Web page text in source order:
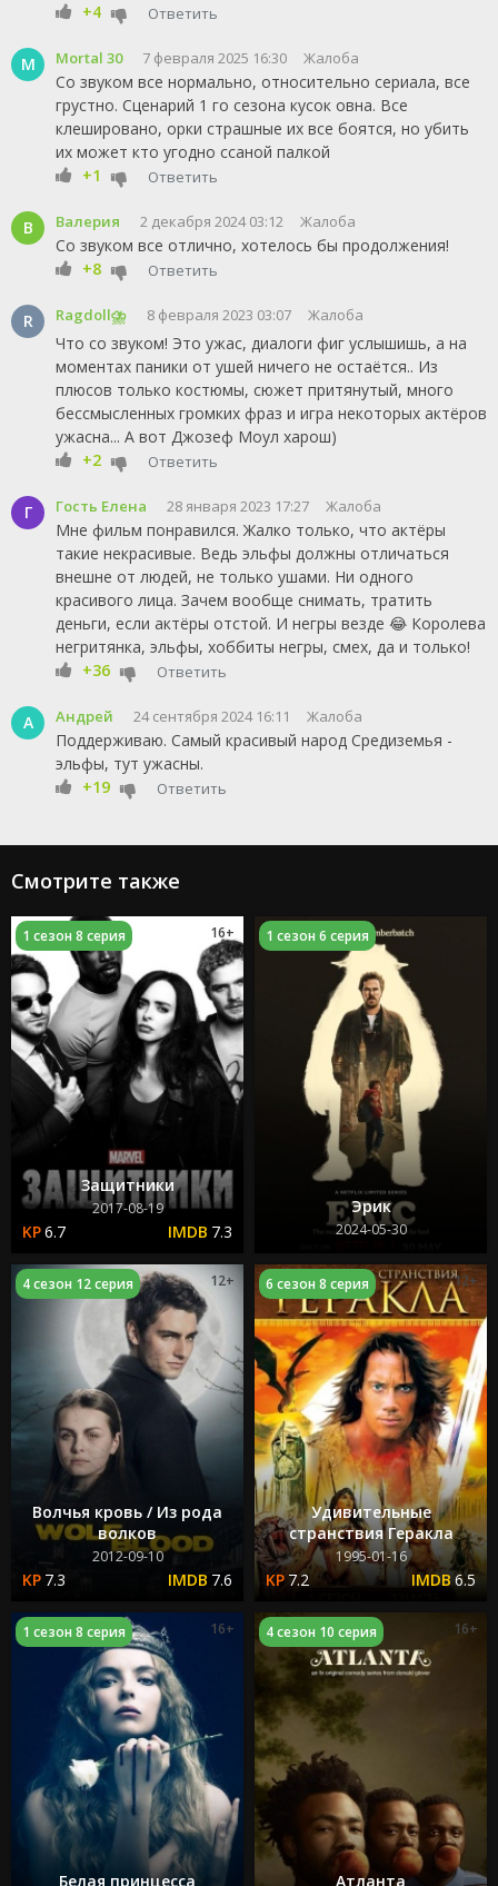
+4
Ответить
M Mortal 30 7 февраля 2025 16:30 Жалоба
Со звуком все нормально, относительно сериала, все
грустно. Сценарий 1 го сезона кусок овна. Все
клешировано, орки страшные их все боятся, но убить
их может кто угодно ссаной палкой
+1
Ответить
В Валерия 2 декабря 2024 03:12 Жалоба
Со звуком все отлично, хотелось бы продолжения!
+8
Ответить
R Ragdoll⛈ 8 февраля 2023 03:07 Жалоба
Что со звуком! Это ужас, диалоги фиг услышишь, а на
моментах паники от ушей ничего не остаётся.. Из
плюсов только костюмы, сюжет притянутый, много
бессмысленных громких фраз и игра некоторых актёров
ужасна... А вот Джозеф Моул харош)
+2
Ответить
Г Гость Елена 28 января 2023 17:27 Жалоба
Мне фильм понравился. Жалко только, что актёры
такие некрасивые. Ведь эльфы должны отличаться
внешне от людей, не только ушами. Ни одного
красивого лица. Зачем вообще снимать, тратить
деньги, если актёры отстой. И негры везде 😂 Королева
негритянка, эльфы, хоббиты негры, смех, да и только!
+36
Ответить
А Андрей 24 сентября 2024 16:11 Жалоба
Поддерживаю. Самый красивый народ Средиземья -
эльфы, тут ужасны.
+19
Ответить
Смотрите также
Защитники
2017-08-19
6.7 7.3
1 сезон 8 серия 16+
Эрик
2024-05-30
1 сезон 6 серия
Волчья кровь / Из рода
волков
2012-09-10
7.3 7.6
4 сезон 12 серия 12+
Удивительные
странствия Геракла
1995-01-16
7.2 6.5
6 сезон 8 серия 12+
Белая принцесса
1 сезон 8 серия 16+
Атланта
4 сезон 10 серия 16+